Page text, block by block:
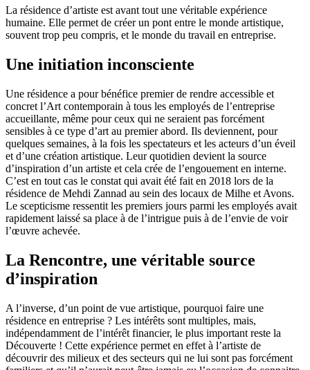
La résidence d’artiste est avant tout une véritable expérience
humaine. Elle permet de créer un pont entre le monde artistique,
souvent trop peu compris, et le monde du travail en entreprise.
Une initiation inconsciente
Une résidence a pour bénéfice premier de rendre accessible et
concret l’Art contemporain à tous les employés de l’entreprise
accueillante, même pour ceux qui ne seraient pas forcément
sensibles à ce type d’art au premier abord. Ils deviennent, pour
quelques semaines, à la fois les spectateurs et les acteurs d’un éveil
et d’une création artistique. Leur quotidien devient la source
d’inspiration d’un artiste et cela crée de l’engouement en interne.
C’est en tout cas le constat qui avait été fait en 2018 lors de la
résidence de Mehdi Zannad au sein des locaux de Milhe et Avons.
Le scepticisme ressentit les premiers jours parmi les employés avait
rapidement laissé sa place à de l’intrigue puis à de l’envie de voir
l’œuvre achevée.
La Rencontre, une véritable source
d’inspiration
A l’inverse, d’un point de vue artistique, pourquoi faire une
résidence en entreprise ? Les intérêts sont multiples, mais,
indépendamment de l’intérêt financier, le plus important reste la
Découverte ! Cette expérience permet en effet à l’artiste de
découvrir des milieux et des secteurs qui ne lui sont pas forcément